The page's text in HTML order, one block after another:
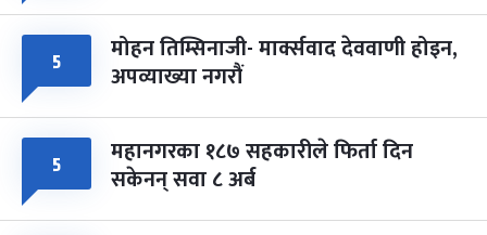
५ मोहन तिम्सिनाजी- मार्क्सवाद देववाणी होइन,
अपव्याख्या नगरौं
५ महानगरका १८७ सहकारीले फिर्ता दिन
सकेनन् सवा ८ अर्ब